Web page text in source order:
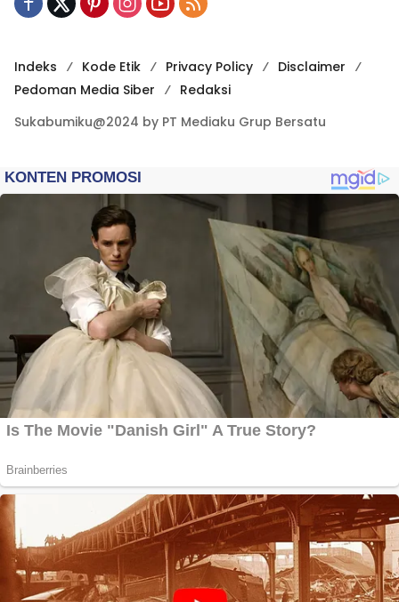
Indeks Kode Etik Privacy Policy
Disclaimer
Pedoman Media Siber
Redaksi
Sukabumiku@2024 by PT Mediaku Grup Bersatu